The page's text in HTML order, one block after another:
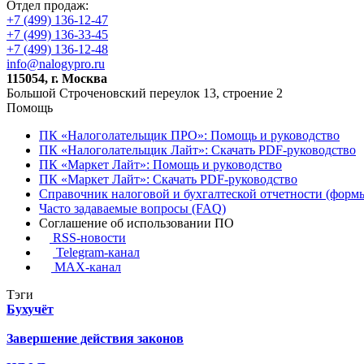
Отдел продаж:
+7 (499) 136-12-47
+7 (499) 136-33-45
+7 (499) 136-12-48
info@nalogypro.ru
115054, г. Москва
Большой Строченовский переулок 13, строение 2
Помощь
ПК «Налоголательщик ПРО»: Помощь и руководство
ПК «Налоголательщик Лайт»: Скачать PDF-руководство
ПК «Маркет Лайт»: Помощь и руководство
ПК «Маркет Лайт»: Скачать PDF-руководство
Справочник налоговой и бухгалтеской отчетности
Часто задаваемые вопросы (FAQ)
Соглашение об использовании ПО
RSS-новости
Telegram-канал
MAX-канал
Тэги
Бухучёт
Завершение действия законов